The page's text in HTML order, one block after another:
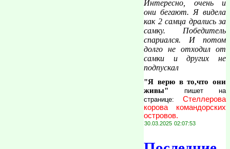
Интересно, очень и
они бегают. Я видела
как 2 самца дрались за
самку. Победитель
спариался. И потом
долго не отходил от
самки и других не
подпускал
"Я верю в то,что они
живы" пишет на
странице: Стеллерова
корова командорских
островов.
30.03.2025 02:07:53